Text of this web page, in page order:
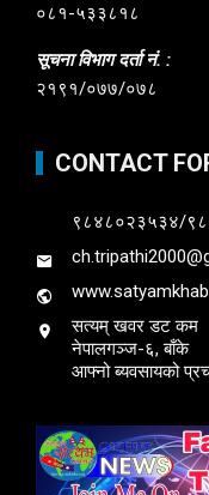
०८१-५३३८१८
सूचना विभाग दर्ता नं. :
२१९१/०७७/०७८
CONTACT
९८४८०२३५३४/
सत्यम् खवर डट कम
नेपालगञ्ज-६, बाँके
आफ्नो ब्यवसायको